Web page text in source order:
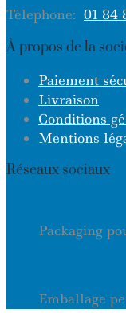
Télephone: 01 84
À propos de la
Paiement
Livraison
Conditions
Mentions
Réseaux sociaux
Packaging
Emballage